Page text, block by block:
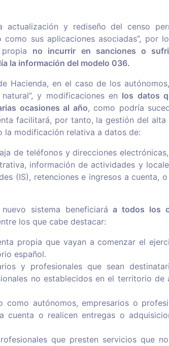
actualización y rediseño del censo
sus aplicaciones asociadas”, por
no incurrir en sanciones o
la información del modelo 036.
Hacienda, en el caso de los
y modificaciones en los datos
ocasiones al año, como podría
facilitará, por tanto, la gestión del
la modificación relativa a datos de:
de teléfonos y direcciones
información de actividades y
(IS), retenciones e ingresos a cuenta,
sistema beneficiaráa todos los
los que cabe destacar:
propia que vayan a comenzar el
español.
y profesionales que sean
no establecidos en el territorio de
como autónomos, empresarios o
cuenta o realicen entregas o
que presten servicios que